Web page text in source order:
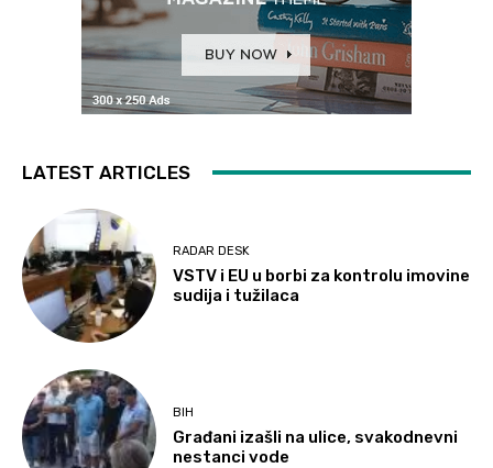
LATEST ARTICLES
RADAR DESK
VSTV i EU u borbi za kontrolu imovine
sudija i tužilaca
BIH
Građani izašli na ulice, svakodnevni
nestanci vode